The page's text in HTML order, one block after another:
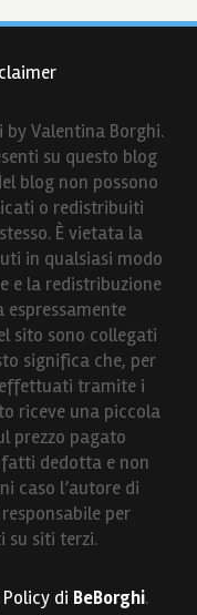
Valentina Borghi.
su questo blog
blog non possono
o redistribuiti
È vietata la
in qualsiasi modo
e la redistribuzione
sito sono collegati
significa che, per
tramite i
riceve una piccola
prezzo pagato
dedotta e non
caso l’autore di
per
su siti terzi.
di BeBorghi.